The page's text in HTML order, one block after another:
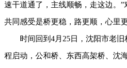
速干道通了，主线顺畅，走这边。
共同感受是桥更稳，路更顺，心里更
时间回到4月25日，沈阳市老旧
程启动，公和桥、东西高架桥、沈